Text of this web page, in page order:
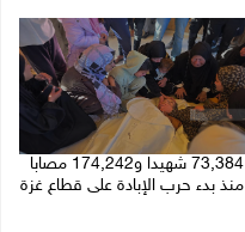
73,384 شهيدا و174,242 مصابا
منذ بدء حرب الإبادة على قطاع غزة